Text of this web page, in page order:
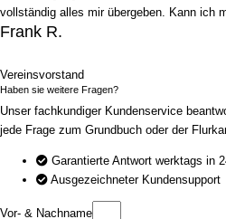
vollständig alles mir übergeben. Kann ich
Frank R.
Vereinsvorstand
Haben sie weitere Fragen?
Unser fachkundiger Kundenservice
jede Frage zum Grundbuch oder der
Garantierte Antwort werktags in
Ausgezeichneter Kundensupport
Vor- & Nachname